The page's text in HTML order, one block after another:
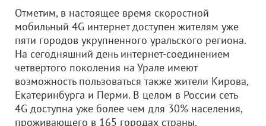
Отметим, в настоящее время скоростной
мобильный 4G интернет доступен жителям уже
пяти городов укрупненного уральского региона.
На сегодняшний день интернет-соединением
четвертого поколения на Урале имеют
возможность пользоваться также жители Кирова,
Екатеринбурга и Перми. В целом в России сеть
4G доступна уже более чем для 30% населения,
проживающего в 165 городах страны.